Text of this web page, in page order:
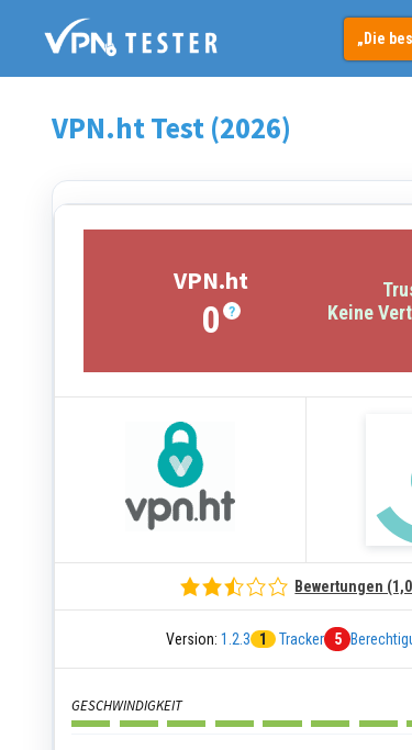
„Die
VPN.ht Test (2026)
VPN.ht
0 ?
Keine
Bewertungen
Version: 1.2.3 1 Tracker 5
GESCHWINDIGKEIT